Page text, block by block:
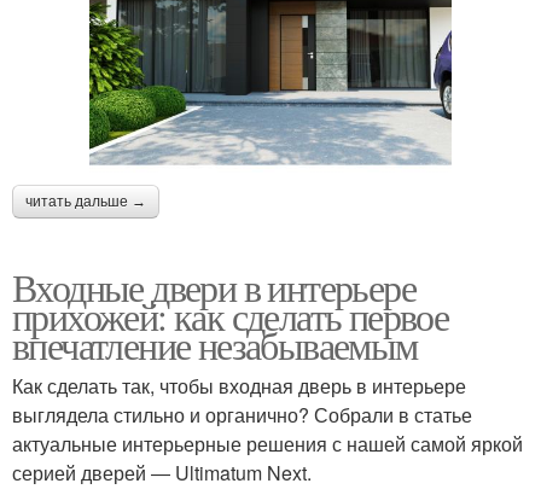
читать дальше →
Входные двери в интерьере
прихожей: как сделать первое
впечатление незабываемым
Как сделать так, чтобы входная дверь в интерьере
выглядела стильно и органично? Собрали в статье
актуальные интерьерные решения с нашей самой яркой
серией дверей ― Ultimatum Next.